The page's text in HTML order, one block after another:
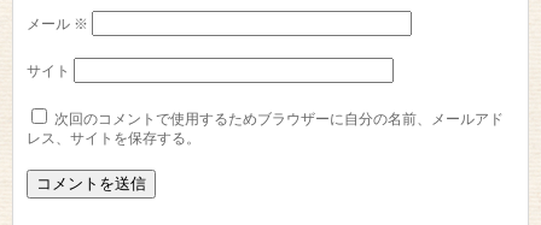
メール ※
サイト
次回のコメントで使用するためブラウザーに自分の名前、メールアド
レス、サイトを保存する。